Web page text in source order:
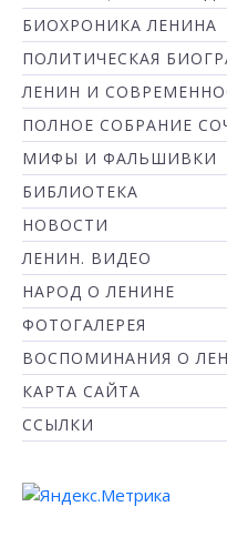
БИОХРОНИКА ЛЕНИНА
ПОЛИТИЧЕСКАЯ
ЛЕНИН И
ПОЛНОЕ СОБРАНИЕ
МИФЫ И ФАЛЬШИВКИ
БИБЛИОТЕКА
НОВОСТИ
ЛЕНИН. ВИДЕО
НАРОД О ЛЕНИНЕ
ФОТОГАЛЕРЕЯ
ВОСПОМИНАНИЯ О
КАРТА САЙТА
ССЫЛКИ